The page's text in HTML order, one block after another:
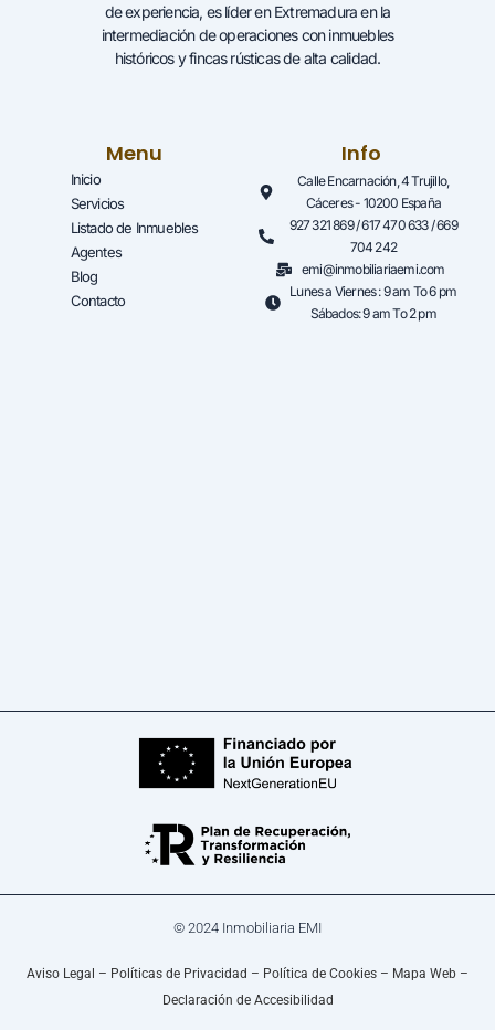
de experiencia, es líder en Extremadura en la
intermediación de operaciones con inmuebles
históricos y fincas rústicas de alta calidad.
Menu
Inicio
Servicios
Listado de Inmuebles
Agentes
Blog
Contacto
Info
Calle Encarnación, 4 Trujillo,
Cáceres - 10200 España
927 321 869 / 617 470 633 / 669
704 242
emi@inmobiliariaemi.com
Lunes a Viernes : 9 am To 6 pm
Sábados: 9 am To 2 pm
© 2024 Inmobiliaria EMI
Aviso Legal – Políticas de Privacidad – Política de Cookies – Mapa Web –
Declaración de Accesibilidad